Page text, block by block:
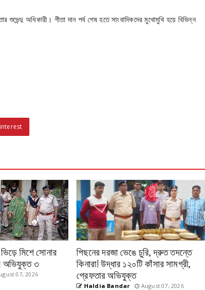
শুভেন্দু অধিকারী। গীতা দান পর্ব শেষ হতে সাংবাদিকদের মুখোমুখি হয়ে বিভিন্ন
মিশে সোনার
অভিযুক্ত ৩
07, 2026
পিছনের দরজা ভেঙে চুরি, দ্রুত তদন্তে
কিনারা! উদ্ধার ১২০টি কাঁসার সামগ্রী,
গ্রেফতার অভিযুক্ত
Haldia Bandar August 07, 2026